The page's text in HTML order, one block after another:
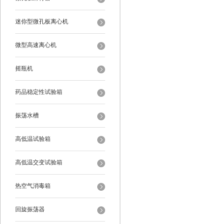
迷你型微孔板离心机
微型高速离心机
摇瓶机
药品稳定性试验箱
振荡水槽
高低温试验箱
高低温交变试验箱
热空气消毒箱
回旋振荡器